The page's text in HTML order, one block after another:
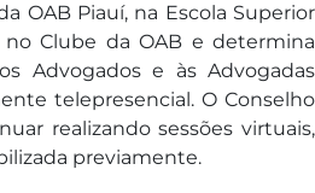
OAB Piauí, na Escola Superior
no Clube da OAB e determina
Advogados e às Advogadas
telepresencial. O Conselho
realizando sessões virtuais,
previamente.